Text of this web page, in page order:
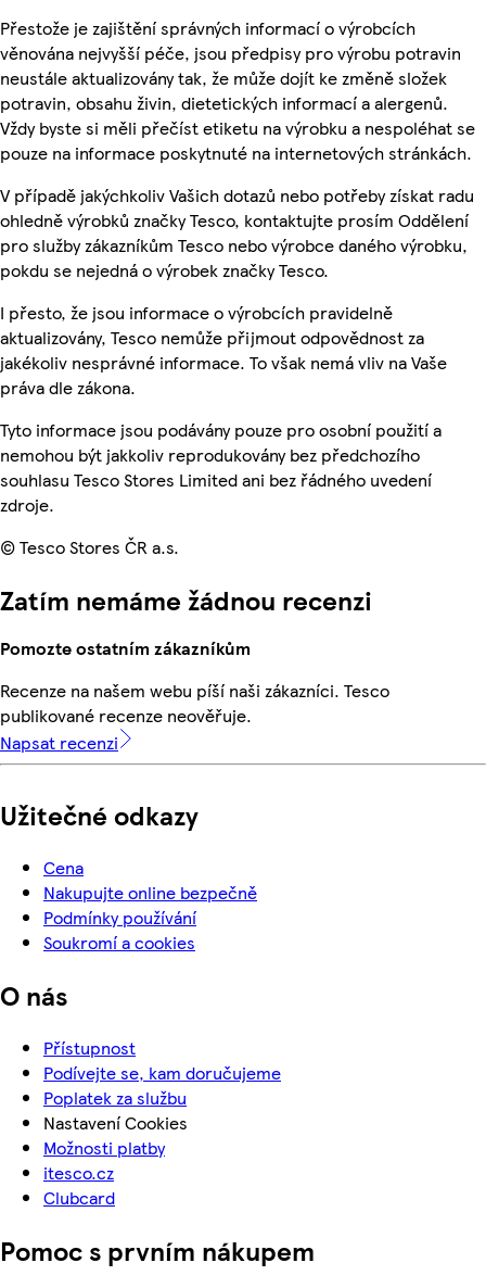
Přestože je zajištění správných informací o výrobcích
věnována nejvyšší péče, jsou předpisy pro výrobu potravin
neustále aktualizovány tak, že může dojít ke změně složek
potravin, obsahu živin, dietetických informací a alergenů.
Vždy byste si měli přečíst etiketu na výrobku a nespoléhat se
pouze na informace poskytnuté na internetových stránkách.
V případě jakýchkoliv Vašich dotazů nebo potřeby získat radu
ohledně výrobků značky Tesco, kontaktujte prosím Oddělení
pro služby zákazníkům Tesco nebo výrobce daného výrobku,
pokdu se nejedná o výrobek značky Tesco.
I přesto, že jsou informace o výrobcích pravidelně
aktualizovány, Tesco nemůže přijmout odpovědnost za
jakékoliv nesprávné informace. To však nemá vliv na Vaše
práva dle zákona.
Tyto informace jsou podávány pouze pro osobní použití a
nemohou být jakkoliv reprodukovány bez předchozího
souhlasu Tesco Stores Limited ani bez řádného uvedení
zdroje.
© Tesco Stores ČR a.s.
Zatím nemáme žádnou recenzi
Pomozte ostatním zákazníkům
Recenze na našem webu píší naši zákazníci. Tesco
publikované recenze neověřuje.
Napsat recenzi
Užitečné odkazy
Cena
Nakupujte online bezpečně
Podmínky používání
Soukromí a cookies
O nás
Přístupnost
Podívejte se, kam doručujeme
Poplatek za službu
Nastavení Cookies
Možnosti platby
itesco.cz
Clubcard
Pomoc s prvním nákupem